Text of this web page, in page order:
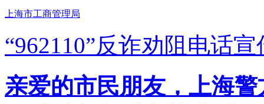
上海市工商管理局
“962110”反诈劝阻电话宣
亲爱的市民朋友，上海